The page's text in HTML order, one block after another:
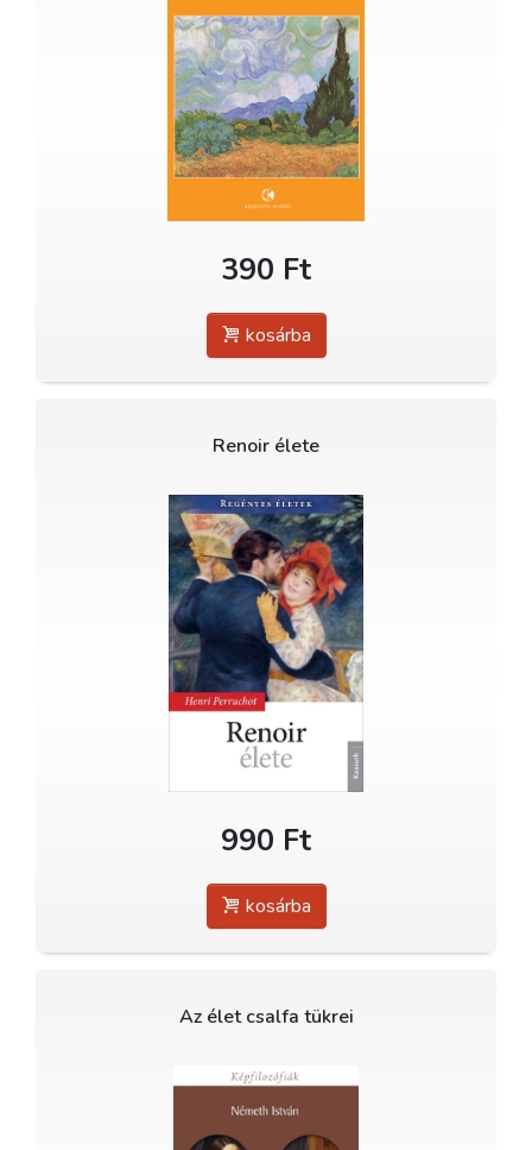
390 Ft
kosárba
Renoir élete
990 Ft
kosárba
Az élet csalfa tükrei